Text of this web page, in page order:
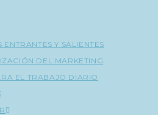
Y SALIENTES
DEL MARKETING
EL TRABAJO DIARIO